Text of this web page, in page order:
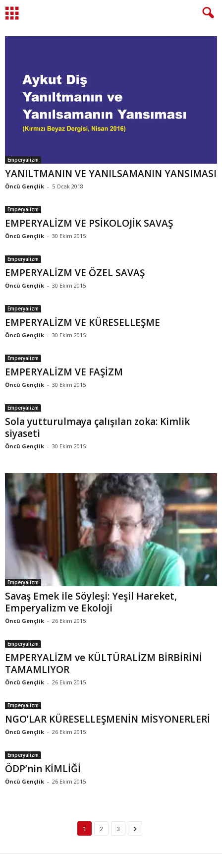
Emperyalizm
YANILTMANIN VE YANILSAMANIN YANSIMASI
Öncü Gençlik - 5 Ocak 2018
Emperyalizm
EMPERYALİZM VE PSİKOLOJİK SAVAŞ
Öncü Gençlik - 30 Ekim 2015
Emperyalizm
EMPERYALİZM VE ÖZEL SAVAŞ
Öncü Gençlik - 30 Ekim 2015
Emperyalizm
EMPERYALİZM VE KÜRESELLEŞME
Öncü Gençlik - 30 Ekim 2015
Emperyalizm
EMPERYALİZM VE FAŞİZM
Öncü Gençlik - 30 Ekim 2015
Emperyalizm
Sola yutturulmaya çalışılan zoka: Kimlik
siyaseti
Öncü Gençlik - 30 Ekim 2015
Emperyalizm
Savaş Emek ile Söyleşi: Yeşil Hareket,
Emperyalizm ve Ekoloji
Öncü Gençlik - 26 Ekim 2015
Emperyalizm
EMPERYALİZM ve KÜLTÜRALİZM BİRBİRİNİ
TAMAMLIYOR
Öncü Gençlik - 26 Ekim 2015
Emperyalizm
NGO’LAR KÜRESELLEŞMENİN MİSYONERLERİ
Öncü Gençlik - 26 Ekim 2015
Emperyalizm
ÖDP’nin KİMLİĞİ
Öncü Gençlik - 26 Ekim 2015
1 2 3